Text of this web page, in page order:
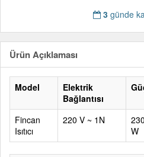
3günde
Ürün Açıklaması
Model
Elektrik
Bağlantısı
Fincan
Isıtıcı
220 V ~ 1N
230
W